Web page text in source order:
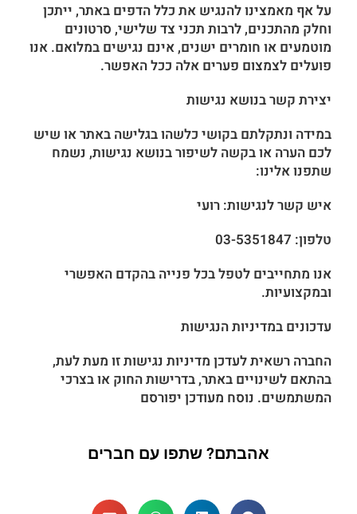
על אף מאמצינו להנגיש את כלל הדפים באתר, ייתכן
וחלק מהתכנים, לרבות תכני צד שלישי, סרטונים
מוטמעים או חומרים ישנים, אינם נגישים במלואם. אנו
פועלים לצמצום פערים אלה ככל האפשר.
יצירת קשר בנושא נגישות
במידה ונתקלתם בקושי כלשהו בגלישה באתר או שיש
לכם הערה או בקשה לשיפור בנושא נגישות, נשמח
שתפנו אלינו:
איש קשר לנגישות: רועי
טלפון: 03-5351847
אנו מתחייבים לטפל בכל פנייה בהקדם האפשרי
ובמקצועיות.
עדכונים במדיניות הנגישות
החברה רשאית לעדכן מדיניות נגישות זו מעת לעת,
בהתאם לשינויים באתר, בדרישות החוק או בצרכי
המשתמשים. נוסח מעודכן יפורסם
אהבתם? שתפו עם חברים